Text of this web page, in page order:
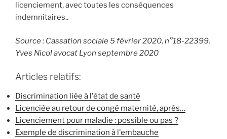
licenciement, avec toutes les conséquences
indemnitaires..
Source : Cassation sociale 5 février 2020, n°18-22399.
Yves Nicol avocat Lyon septembre 2020
Articles relatifs:
Discrimination liée à l'état de santé
Licenciée au retour de congé maternité, après…
Licenciement pour maladie : possible ou pas ?
Exemple de discrimination à l'embauche